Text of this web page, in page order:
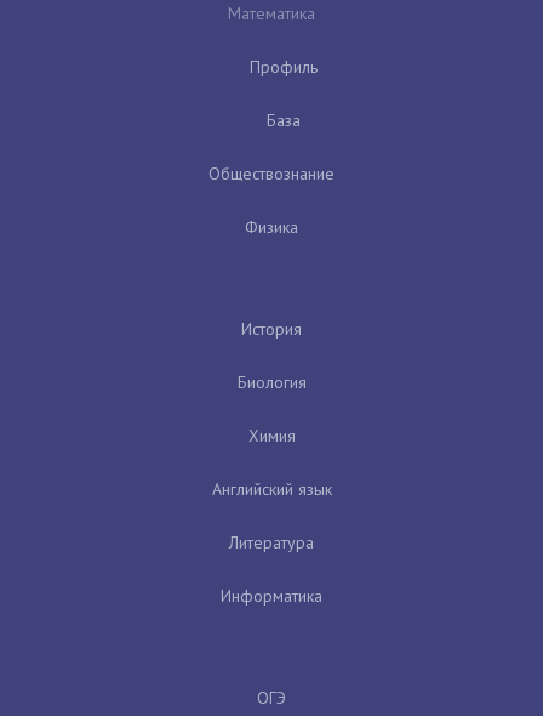
Математика
Профиль
База
Обществознание
Физика
История
Биология
Химия
Английский язык
Литература
Информатика
ОГЭ